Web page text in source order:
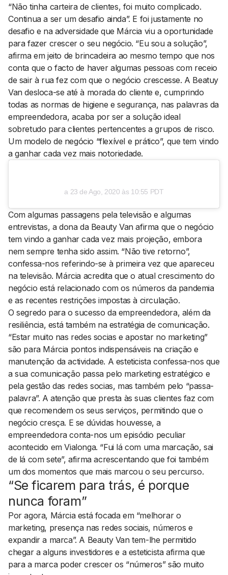
“Não tinha carteira de clientes, foi muito complicado.
Continua a ser um desafio ainda”. E foi justamente no
desafio e na adversidade que Márcia viu a oportunidade
para fazer crescer o seu negócio. “Eu sou a solução”,
afirma em jeito de brincadeira ao mesmo tempo que nos
conta que o facto de haver algumas pessoas com receio
de sair à rua fez com que o negócio crescesse. A Beatuy
Van desloca-se até à morada do cliente e, cumprindo
todas as normas de higiene e segurança, nas palavras da
empreendedora, acaba por ser a solução ideal
sobretudo para clientes pertencentes a grupos de risco.
Um modelo de negócio “flexível e prático”, que tem vindo
a ganhar cada vez mais notoriedade.
a 23 de Ago, 2020 às 10:55 PDT
Com algumas passagens pela televisão e algumas
entrevistas, a dona da Beauty Van afirma que o negócio
tem vindo a ganhar cada vez mais projeção, embora
nem sempre tenha sido assim. “Não tive retorno”,
confessa-nos referindo-se à primeira vez que apareceu
na televisão. Márcia acredita que o atual crescimento do
negócio está relacionado com os números da pandemia
e as recentes restrições impostas à circulação.
O segredo para o sucesso da empreendedora, além da
resiliência, está também na estratégia de comunicação.
“Estar muito nas redes socias e apostar no marketing”
são para Márcia pontos indispensáveis na criação e
manutenção da actividade. A esteticista confessa-nos que
a sua comunicação passa pelo marketing estratégico e
pela gestão das redes socias, mas também pelo “passa-
palavra”. A atenção que presta às suas clientes faz com
que recomendem os seus serviços, permitindo que o
negócio cresça. E se dúvidas houvesse, a
empreendedora conta-nos um episódio peculiar
acontecido em Vialonga. “Fui lá com uma marcação, sai
de lá com sete”, afirma acrescentando que foi também
um dos momentos que mais marcou o seu percurso.
“Se ficarem para trás, é porque
nunca foram”
Por agora, Márcia está focada em “melhorar o
marketing, presença nas redes sociais, números e
expandir a marca”. A Beauty Van tem-lhe permitido
chegar a alguns investidores e a esteticista afirma que
para a marca poder crescer os “números” são muito